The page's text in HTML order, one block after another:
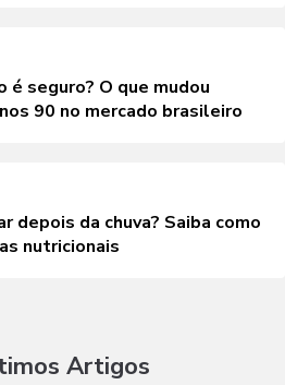
é seguro? O que mudou
90 no mercado brasileiro
depois da chuva? Saiba como
nutricionais
Artigos